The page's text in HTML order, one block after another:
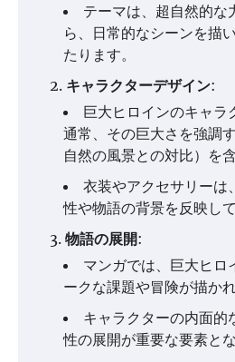
テーマは、超自然的な
ら、日常的なシーンを描
たります。
キャラクターデザイン:
巨大ヒロインのキャラ
通常、その巨大さを強調
自然の風景との対比）を含
衣装やアクセサリーは
性や物語の背景を反映して
物語の展開:
マンガでは、巨大ヒロ
ークな課題や冒険が描かれ
キャラクターの内面的
性の展開が重要な要素と